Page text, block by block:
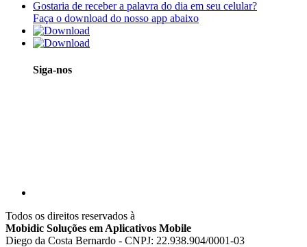
Gostaria de receber a palavra do dia em seu celular?
Faça o download do nosso app abaixo
Siga-nos
Todos os direitos reservados à
Mobidic Soluções em Aplicativos Mobile
Diego da Costa Bernardo - CNPJ: 22.938.904/0001-03